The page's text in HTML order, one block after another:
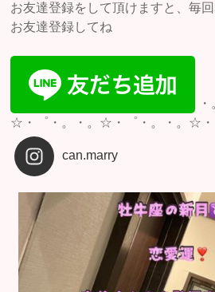
お友達登録をして頂けますと、毎
お友達登録してね
☆・゜・。・。☆・゜・。・。☆・
can.marry